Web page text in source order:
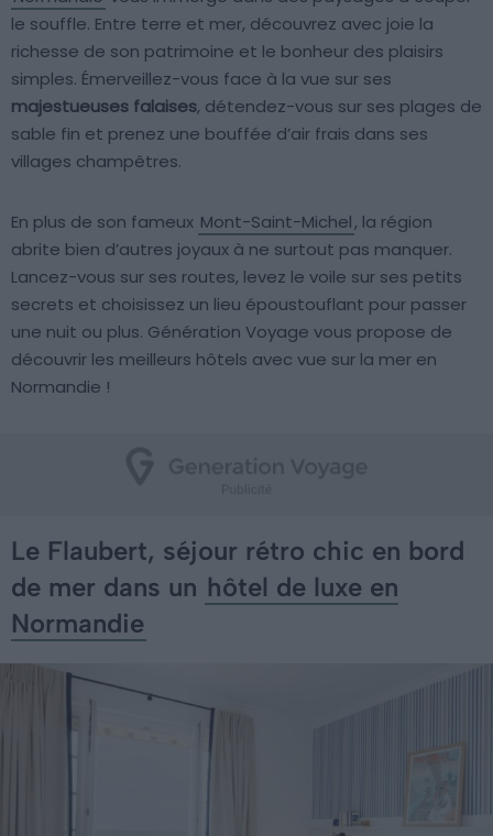
le souffle. Entre terre et mer, découvrez avec joie la
richesse de son patrimoine et le bonheur des plaisirs
simples. Émerveillez-vous face à la vue sur ses
majestueuses falaises, détendez-vous sur ses plages de
sable fin et prenez une bouffée d’air frais dans ses
villages champêtres.
En plus de son fameux Mont-Saint-Michel, la région
abrite bien d’autres joyaux à ne surtout pas manquer.
Lancez-vous sur ses routes, levez le voile sur ses petits
secrets et choisissez un lieu époustouflant pour passer
une nuit ou plus. Génération Voyage vous propose de
découvrir les meilleurs hôtels avec vue sur la mer en
Normandie !
Le Flaubert, séjour rétro chic en bord
de mer dans un hôtel de luxe en
Normandie